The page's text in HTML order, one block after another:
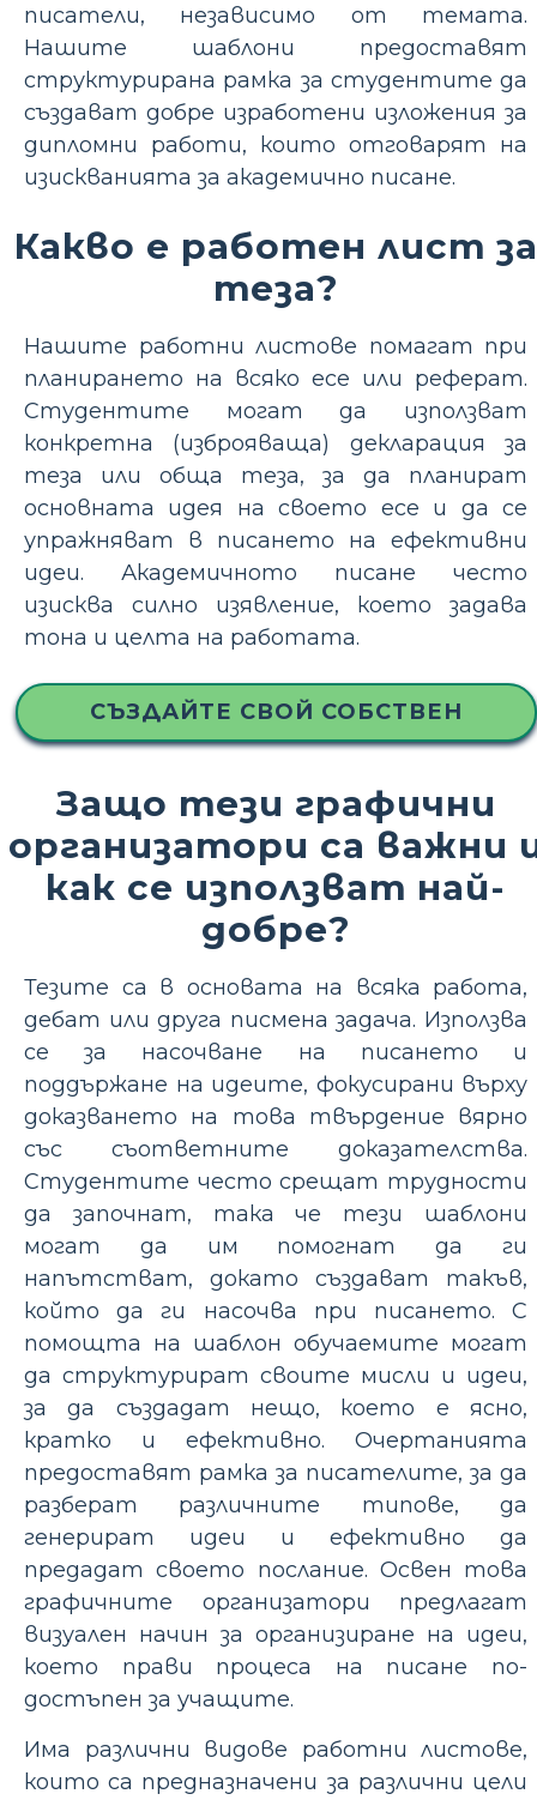
писатели, независимо от темата.
Нашите шаблони предоставят
структурирана рамка за студентите да
създават добре изработени изложения за
дипломни работи, които отговарят на
изискванията за академично писане.
Какво е работен лист за
теза?
Нашите работни листове помагат при
планирането на всяко есе или реферат.
Студентите могат да използват
конкретна (изброяваща) декларация за
теза или обща теза, за да планират
основната идея на своето есе и да се
упражняват в писането на ефективни
идеи. Академичното писане често
изисква силно изявление, което задава
тона и целта на работата.
СЪЗДАЙТЕ СВОЙ СОБСТВЕН
Защо тези графични
организатори са важни
как се използват най-
добре?
Тезите са в основата на всяка работа,
дебат или друга писмена задача. Използва
се за насочване на писането и
поддържане на идеите, фокусирани върху
доказването на това твърдение вярно
със съответните доказателства.
Студентите често срещат трудности
да започнат, така че тези шаблони
могат да им помогнат да ги
напътстват, докато създават такъв,
който да ги насочва при писането. С
помощта на шаблон обучаемите могат
да структурират своите мисли и идеи,
за да създадат нещо, което е ясно,
кратко и ефективно. Очертанията
предоставят рамка за писателите, за да
разберат различните типове, да
генерират идеи и ефективно да
предадат своето послание. Освен това
графичните организатори предлагат
визуален начин за организиране на идеи,
което прави процеса на писане по-
достъпен за учащите.
Има различни видове работни листове,
които са предназначени за различни цели